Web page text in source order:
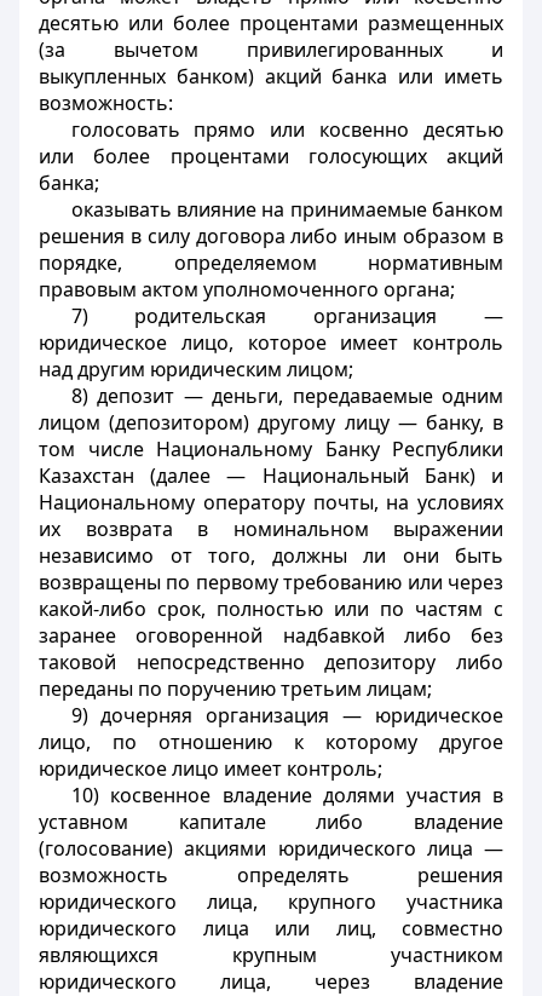
десятью или более процентами размещенных
(за вычетом привилегированных и
выкупленных банком) акций банка или иметь
возможность:
голосовать прямо или косвенно десятью
или более процентами голосующих акций
банка;
оказывать влияние на принимаемые банком
решения в силу договора либо иным образом в
порядке, определяемом нормативным
правовым актом уполномоченного органа;
7) родительская организация —
юридическое лицо, которое имеет контроль
над другим юридическим лицом;
8) депозит — деньги, передаваемые одним
лицом (депозитором) другому лицу — банку, в
том числе Национальному Банку Республики
Казахстан (далее — Национальный Банк) и
Национальному оператору почты, на условиях
их возврата в номинальном выражении
независимо от того, должны ли они быть
возвращены по первому требованию или через
какой-либо срок, полностью или по частям с
заранее оговоренной надбавкой либо без
таковой непосредственно депозитору либо
переданы по поручению третьим лицам;
9) дочерняя организация — юридическое
лицо, по отношению к которому другое
юридическое лицо имеет контроль;
10) косвенное владение долями участия в
уставном капитале либо владение
(голосование) акциями юридического лица —
возможность определять решения
юридического лица, крупного участника
юридического лица или лиц, совместно
являющихся крупным участником
юридического лица, через владение